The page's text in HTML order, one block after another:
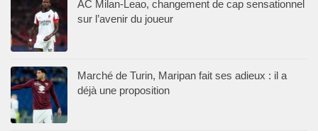
AC Milan-Leao, changement de cap sensationnel
sur l’avenir du joueur
Marché de Turin, Maripan fait ses adieux : il a
déjà une proposition